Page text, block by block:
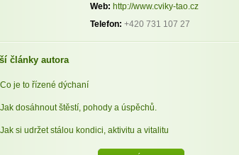
Web: http://www.cviky-tao.cz
Telefon: +420 731 107 27
články autora
Co je to řízené dýchaní
Jak dosáhnout štěstí, pohody a úspěchů.
Jak si udržet stálou kondici, aktivitu a vitalitu